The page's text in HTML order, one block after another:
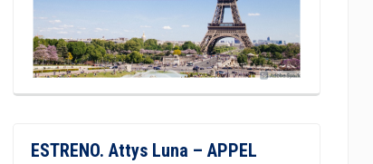
ESTRENO. Attys Luna – APPEL